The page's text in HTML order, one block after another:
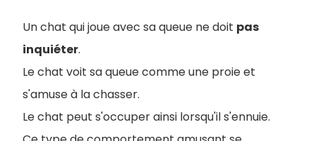
Un chat qui joue avec sa queue ne doit pas
inquiéter.
Le chat voit sa queue comme une proie et
s'amuse à la chasser.
Le chat peut s'occuper ainsi lorsqu'il s'ennuie.